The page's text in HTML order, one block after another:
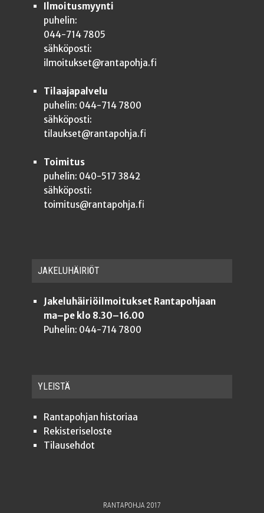
Ilmoitusmyynti
puhelin:
044-714 7805
sähköposti:
ilmoitukset@rantapohja.fi
Tilaajapalvelu
puhelin: 044-714 7800
sähköposti:
tilaukset@rantapohja.fi
Toimitus
puhelin: 040-517 3842
sähköposti:
toimitus@rantapohja.fi
JAKE­LU­HÄI­RIÖT
Jakeluhäiriöilmoitukset Rantapohjaan
ma–pe klo 8.30–16.00
Puhelin: 044-714 7800
YLEISTÄ
Ran­ta­poh­jan historiaa
Rekis­te­ri­se­los­te
Tilauseh­dot
RANTAPOHJA 2017